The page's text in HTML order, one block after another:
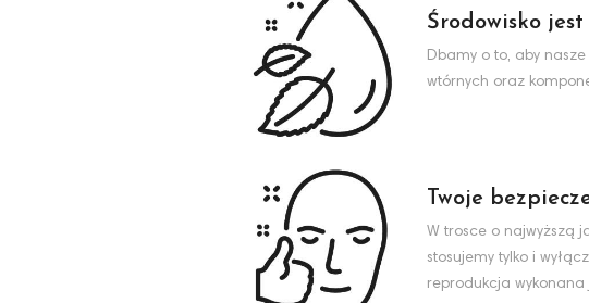
Środowisko
Dbamy o to, aby
wtórnych oraz
Twoje
W trosce o najwyższą
stosujemy tylko i
reprodukcja